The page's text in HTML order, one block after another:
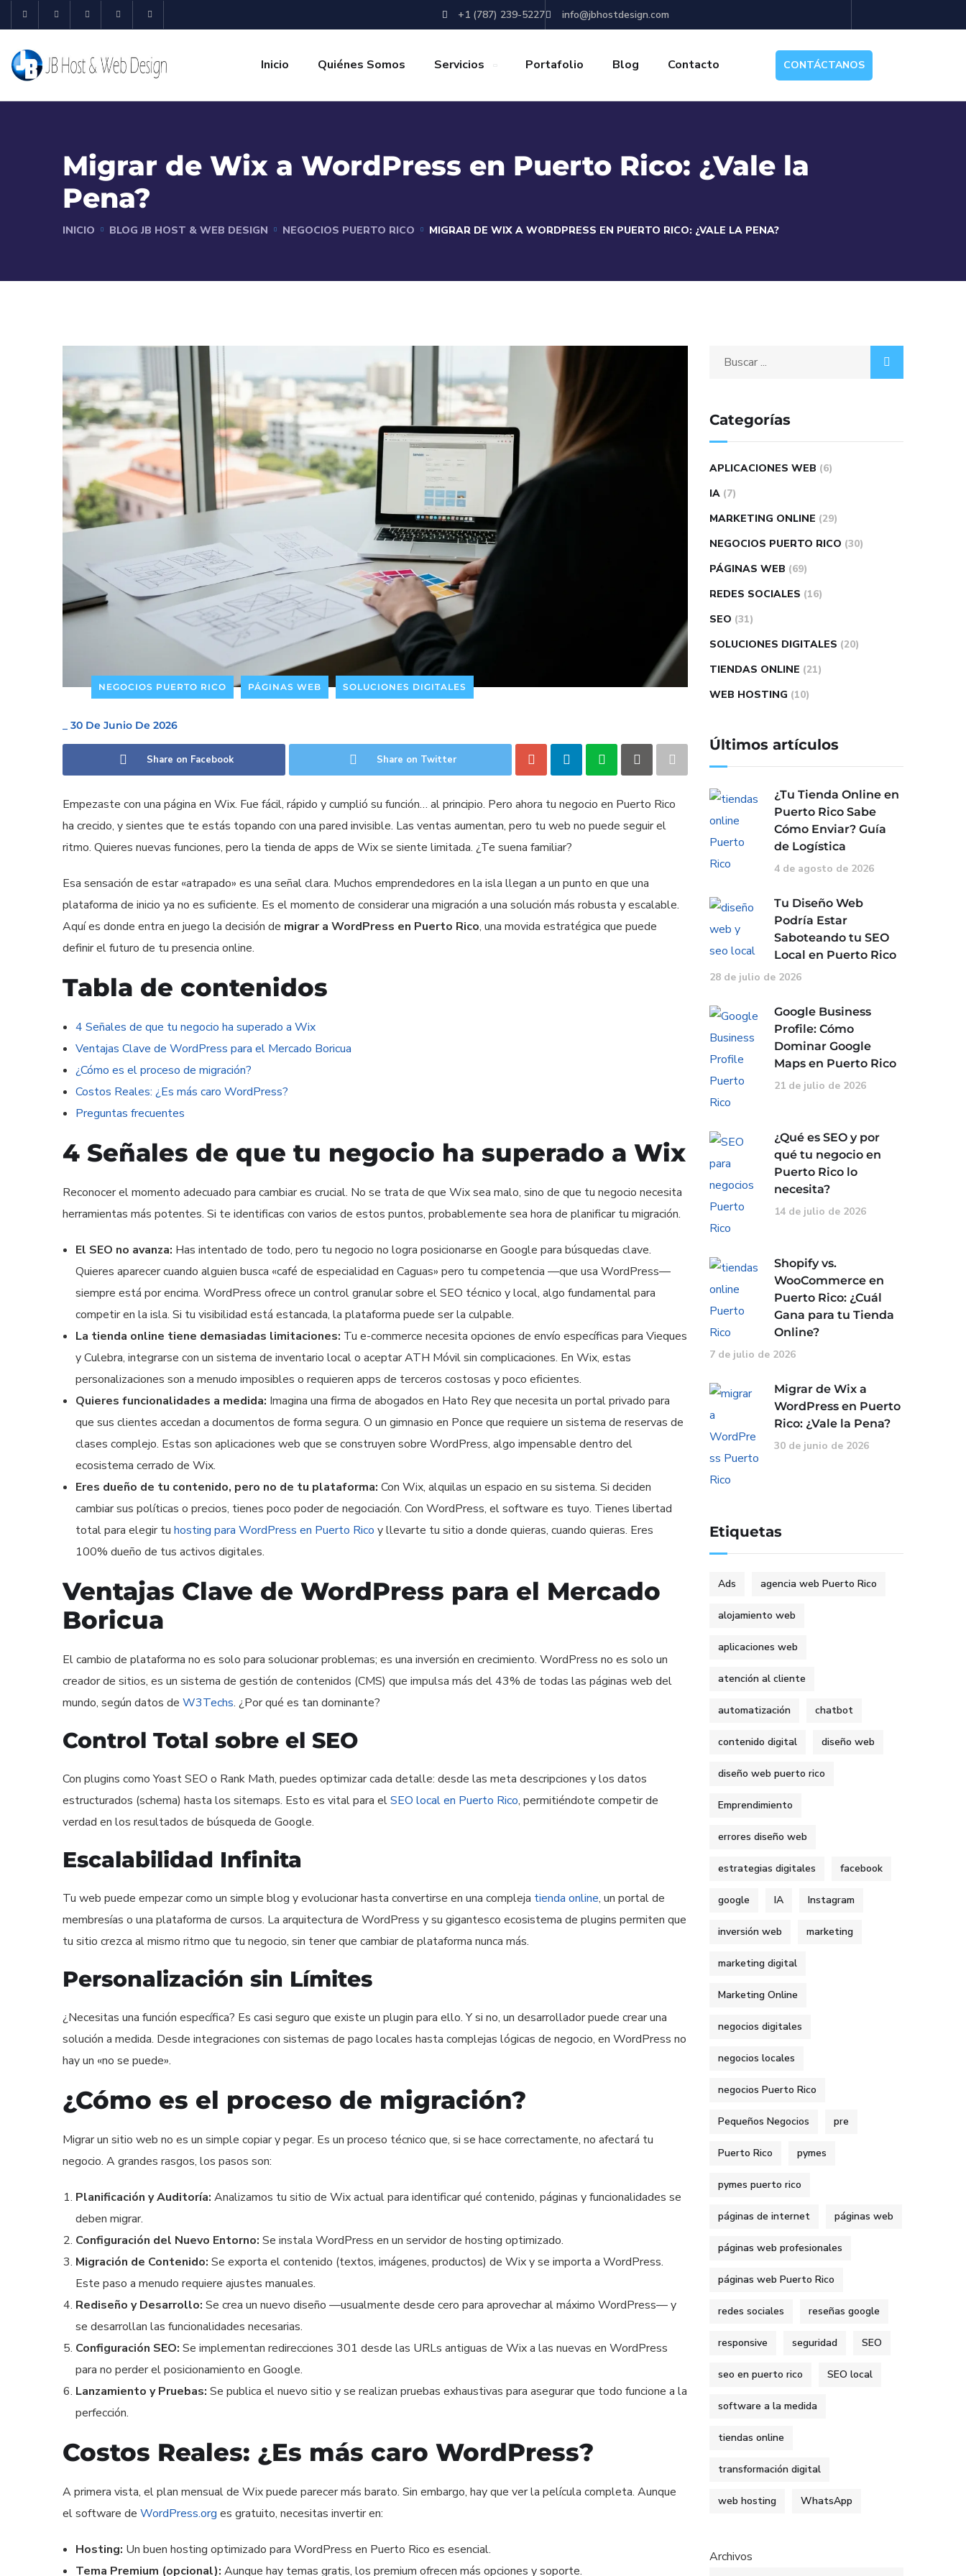
+1 (787) 239-5227 info@jbhostdesign.com
Inicio Quiénes Somos Servicios Portafolio Blog Contacto CONTÁCTANOS
Migrar de Wix a WordPress en Puerto Rico: ¿Vale la
Pena?
INICIO BLOG JB HOST & WEB DESIGN NEGOCIOS PUERTO RICO MIGRAR DE WIX A WORDPRESS EN PUERTO RICO: ¿VALE LA PENA?
NEGOCIOS PUERTO RICO PÁGINAS WEB SOLUCIONES DIGITALES
30 De Junio De 2026
Share on Facebook Share on Twitter
Empezaste con una página en Wix. Fue fácil, rápido y cumplió su función… al principio. Pero ahora tu negocio en Puerto Rico
ha crecido, y sientes que te estás topando con una pared invisible. Las ventas aumentan, pero tu web no puede seguir el
ritmo. Quieres nuevas funciones, pero la tienda de apps de Wix se siente limitada. ¿Te suena familiar?
Esa sensación de estar «atrapado» es una señal clara. Muchos emprendedores en la isla llegan a un punto en que una
plataforma de inicio ya no es suficiente. Es el momento de considerar una migración a una solución más robusta y escalable.
Aquí es donde entra en juego la decisión de migrar a WordPress en Puerto Rico, una movida estratégica que puede
definir el futuro de tu presencia online.
Tabla de contenidos
4 Señales de que tu negocio ha superado a Wix
Ventajas Clave de WordPress para el Mercado Boricua
¿Cómo es el proceso de migración?
Costos Reales: ¿Es más caro WordPress?
Preguntas frecuentes
4 Señales de que tu negocio ha superado a Wix
Reconocer el momento adecuado para cambiar es crucial. No se trata de que Wix sea malo, sino de que tu negocio necesita
herramientas más potentes. Si te identificas con varios de estos puntos, probablemente sea hora de planificar tu migración.
El SEO no avanza: Has intentado de todo, pero tu negocio no logra posicionarse en Google para búsquedas clave.
Quieres aparecer cuando alguien busca «café de especialidad en Caguas» pero tu competencia —que usa WordPress—
siempre está por encima. WordPress ofrece un control granular sobre el SEO técnico y local, algo fundamental para
competir en la isla. Si tu visibilidad está estancada, la plataforma puede ser la culpable.
La tienda online tiene demasiadas limitaciones: Tu e-commerce necesita opciones de envío específicas para Vieques
y Culebra, integrarse con un sistema de inventario local o aceptar ATH Móvil sin complicaciones. En Wix, estas
personalizaciones son a menudo imposibles o requieren apps de terceros costosas y poco eficientes.
Quieres funcionalidades a medida: Imagina una firma de abogados en Hato Rey que necesita un portal privado para
que sus clientes accedan a documentos de forma segura. O un gimnasio en Ponce que requiere un sistema de reservas de
clases complejo. Estas son aplicaciones web que se construyen sobre WordPress, algo impensable dentro del
ecosistema cerrado de Wix.
Eres dueño de tu contenido, pero no de tu plataforma: Con Wix, alquilas un espacio en su sistema. Si deciden
cambiar sus políticas o precios, tienes poco poder de negociación. Con WordPress, el software es tuyo. Tienes libertad
total para elegir tu hosting para WordPress en Puerto Rico y llevarte tu sitio a donde quieras, cuando quieras. Eres
100% dueño de tus activos digitales.
Ventajas Clave de WordPress para el Mercado
Boricua
El cambio de plataforma no es solo para solucionar problemas; es una inversión en crecimiento. WordPress no es solo un
creador de sitios, es un sistema de gestión de contenidos (CMS) que impulsa más del 43% de todas las páginas web del
mundo, según datos de W3Techs. ¿Por qué es tan dominante?
Control Total sobre el SEO
Con plugins como Yoast SEO o Rank Math, puedes optimizar cada detalle: desde las meta descripciones y los datos
estructurados (schema) hasta los sitemaps. Esto es vital para elSEO local en Puerto Rico, permitiéndote competir de
verdad en los resultados de búsqueda de Google.
Escalabilidad Infinita
Tu web puede empezar como un simple blog y evolucionar hasta convertirse en una compleja tienda online, un portal de
membresías o una plataforma de cursos. La arquitectura de WordPress y su gigantesco ecosistema de plugins permiten que
tu sitio crezca al mismo ritmo que tu negocio, sin tener que cambiar de plataforma nunca más.
Personalización sin Límites
¿Necesitas una función específica? Es casi seguro que existe un plugin para ello. Y si no, un desarrollador puede crear una
solución a medida. Desde integraciones con sistemas de pago locales hasta complejas lógicas de negocio, en WordPress no
hay un «no se puede».
¿Cómo es el proceso de migración?
Migrar un sitio web no es un simple copiar y pegar. Es un proceso técnico que, si se hace correctamente, no afectará tu
negocio. A grandes rasgos, los pasos son:
Planificación y Auditoría: Analizamos tu sitio de Wix actual para identificar qué contenido, páginas y funcionalidades se
deben migrar.
Configuración del Nuevo Entorno: Se instala WordPress en un servidor de hosting optimizado.
Migración de Contenido: Se exporta el contenido (textos, imágenes, productos) de Wix y se importa a WordPress.
Este paso a menudo requiere ajustes manuales.
Rediseño y Desarrollo: Se crea un nuevo diseño —usualmente desde cero para aprovechar al máximo WordPress— y
se desarrollan las funcionalidades necesarias.
Configuración SEO: Se implementan redirecciones 301 desde las URLs antiguas de Wix a las nuevas en WordPress
para no perder el posicionamiento en Google.
Lanzamiento y Pruebas: Se publica el nuevo sitio y se realizan pruebas exhaustivas para asegurar que todo funcione a la
perfección.
Costos Reales: ¿Es más caro WordPress?
A primera vista, el plan mensual de Wix puede parecer más barato. Sin embargo, hay que ver la película completa. Aunque
el software de WordPress.org es gratuito, necesitas invertir en:
Hosting: Un buen hosting optimizado para WordPress en Puerto Rico es esencial.
Tema Premium (opcional): Aunque hay temas gratis, los premium ofrecen más opciones y soporte.
Categorías
APLICACIONES WEB (6)
IA (7)
MARKETING ONLINE (29)
NEGOCIOS PUERTO RICO (30)
PÁGINAS WEB (69)
REDES SOCIALES (16)
SEO (31)
SOLUCIONES DIGITALES (20)
TIENDAS ONLINE (21)
WEB HOSTING (10)
Últimos artículos
¿Tu Tienda Online en
Puerto Rico Sabe
Cómo Enviar? Guía
de Logística
4 de agosto de 2026
Tu Diseño Web
Podría Estar
Saboteando tu SEO
Local en Puerto Rico
28 de julio de 2026
Google Business
Profile: Cómo
Dominar Google
Maps en Puerto Rico
21 de julio de 2026
¿Qué es SEO y por
qué tu negocio en
Puerto Rico lo
necesita?
14 de julio de 2026
Shopify vs.
WooCommerce en
Puerto Rico: ¿Cuál
Gana para tu Tienda
Online?
7 de julio de 2026
Migrar de Wix a
WordPress en Puerto
Rico: ¿Vale la Pena?
30 de junio de 2026
Etiquetas
Ads agencia web Puerto Rico
alojamiento web
aplicaciones web
atención al cliente
automatización chatbot
contenido digital diseño web
diseño web puerto rico
Emprendimiento
errores diseño web
estrategias digitales facebook
google IA Instagram
inversión web marketing
marketing digital
Marketing Online
negocios digitales
negocios locales
negocios Puerto Rico
Pequeños Negocios pre
Puerto Rico pymes
pymes puerto rico
páginas de internet páginas web
páginas web profesionales
páginas web Puerto Rico
redes sociales reseñas google
responsive seguridad SEO
seo en puerto rico SEO local
software a la medida
tiendas online
transformación digital
web hosting WhatsApp
Archivos